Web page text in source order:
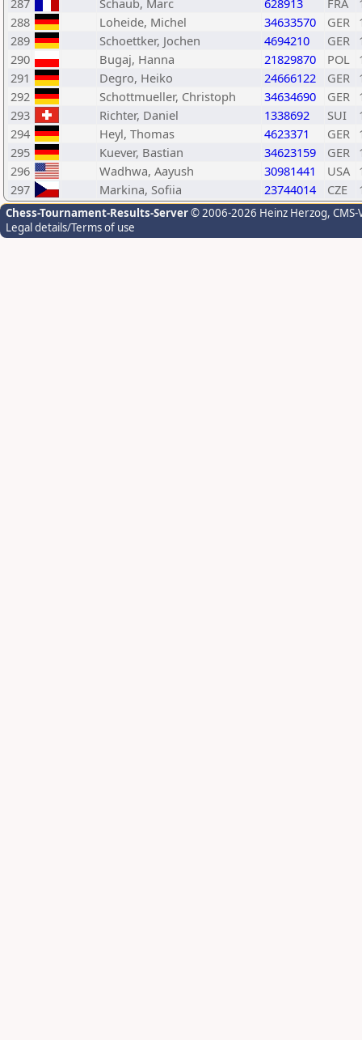
287 Schaub, Marc 628913 FRA
288
Loheide, Michel 34633570 GER
289
Schoettker, Jochen 4694210 GER
290
Bugaj, Hanna 21829870 POL
291
Degro, Heiko 24666122 GER
292
Schottmueller, Christoph 34634690 GER
293
Richter, Daniel 1338692 SUI
294
Heyl, Thomas 4623371 GER
295
Kuever, Bastian 34623159 GER
296
Wadhwa, Aayush 30981441 USA
297
Markina, Sofiia 23744014 CZE
Chess-Tournament-Results-Server© 2006-2026 Heinz Herzog,
Legal details/Terms of use